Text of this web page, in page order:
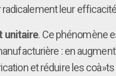
leur
unitaire. Ce phénomène
: en
et réduire les coà»ts